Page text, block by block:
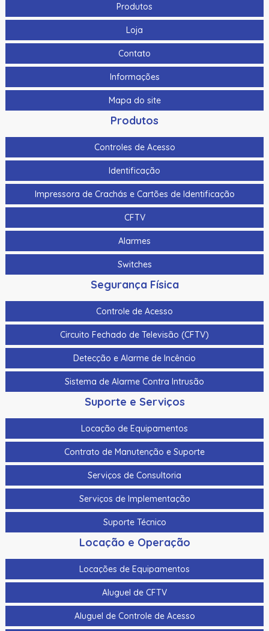
Produtos
Loja
Contato
Informações
Mapa do site
Produtos
Controles de Acesso
Identificação
Impressora de Crachás e Cartões de Identificação
CFTV
Alarmes
Switches
Segurança Física
Controle de Acesso
Circuito Fechado de Televisão (CFTV)
Detecção e Alarme de Incêncio
Sistema de Alarme Contra Intrusão
Suporte e Serviços
Locação de Equipamentos
Contrato de Manutenção e Suporte
Serviços de Consultoria
Serviços de Implementação
Suporte Técnico
Locação e Operação
Locações de Equipamentos
Aluguel de CFTV
Aluguel de Controle de Acesso